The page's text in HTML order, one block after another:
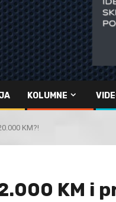
KOLUMNE
KM?!
KM i